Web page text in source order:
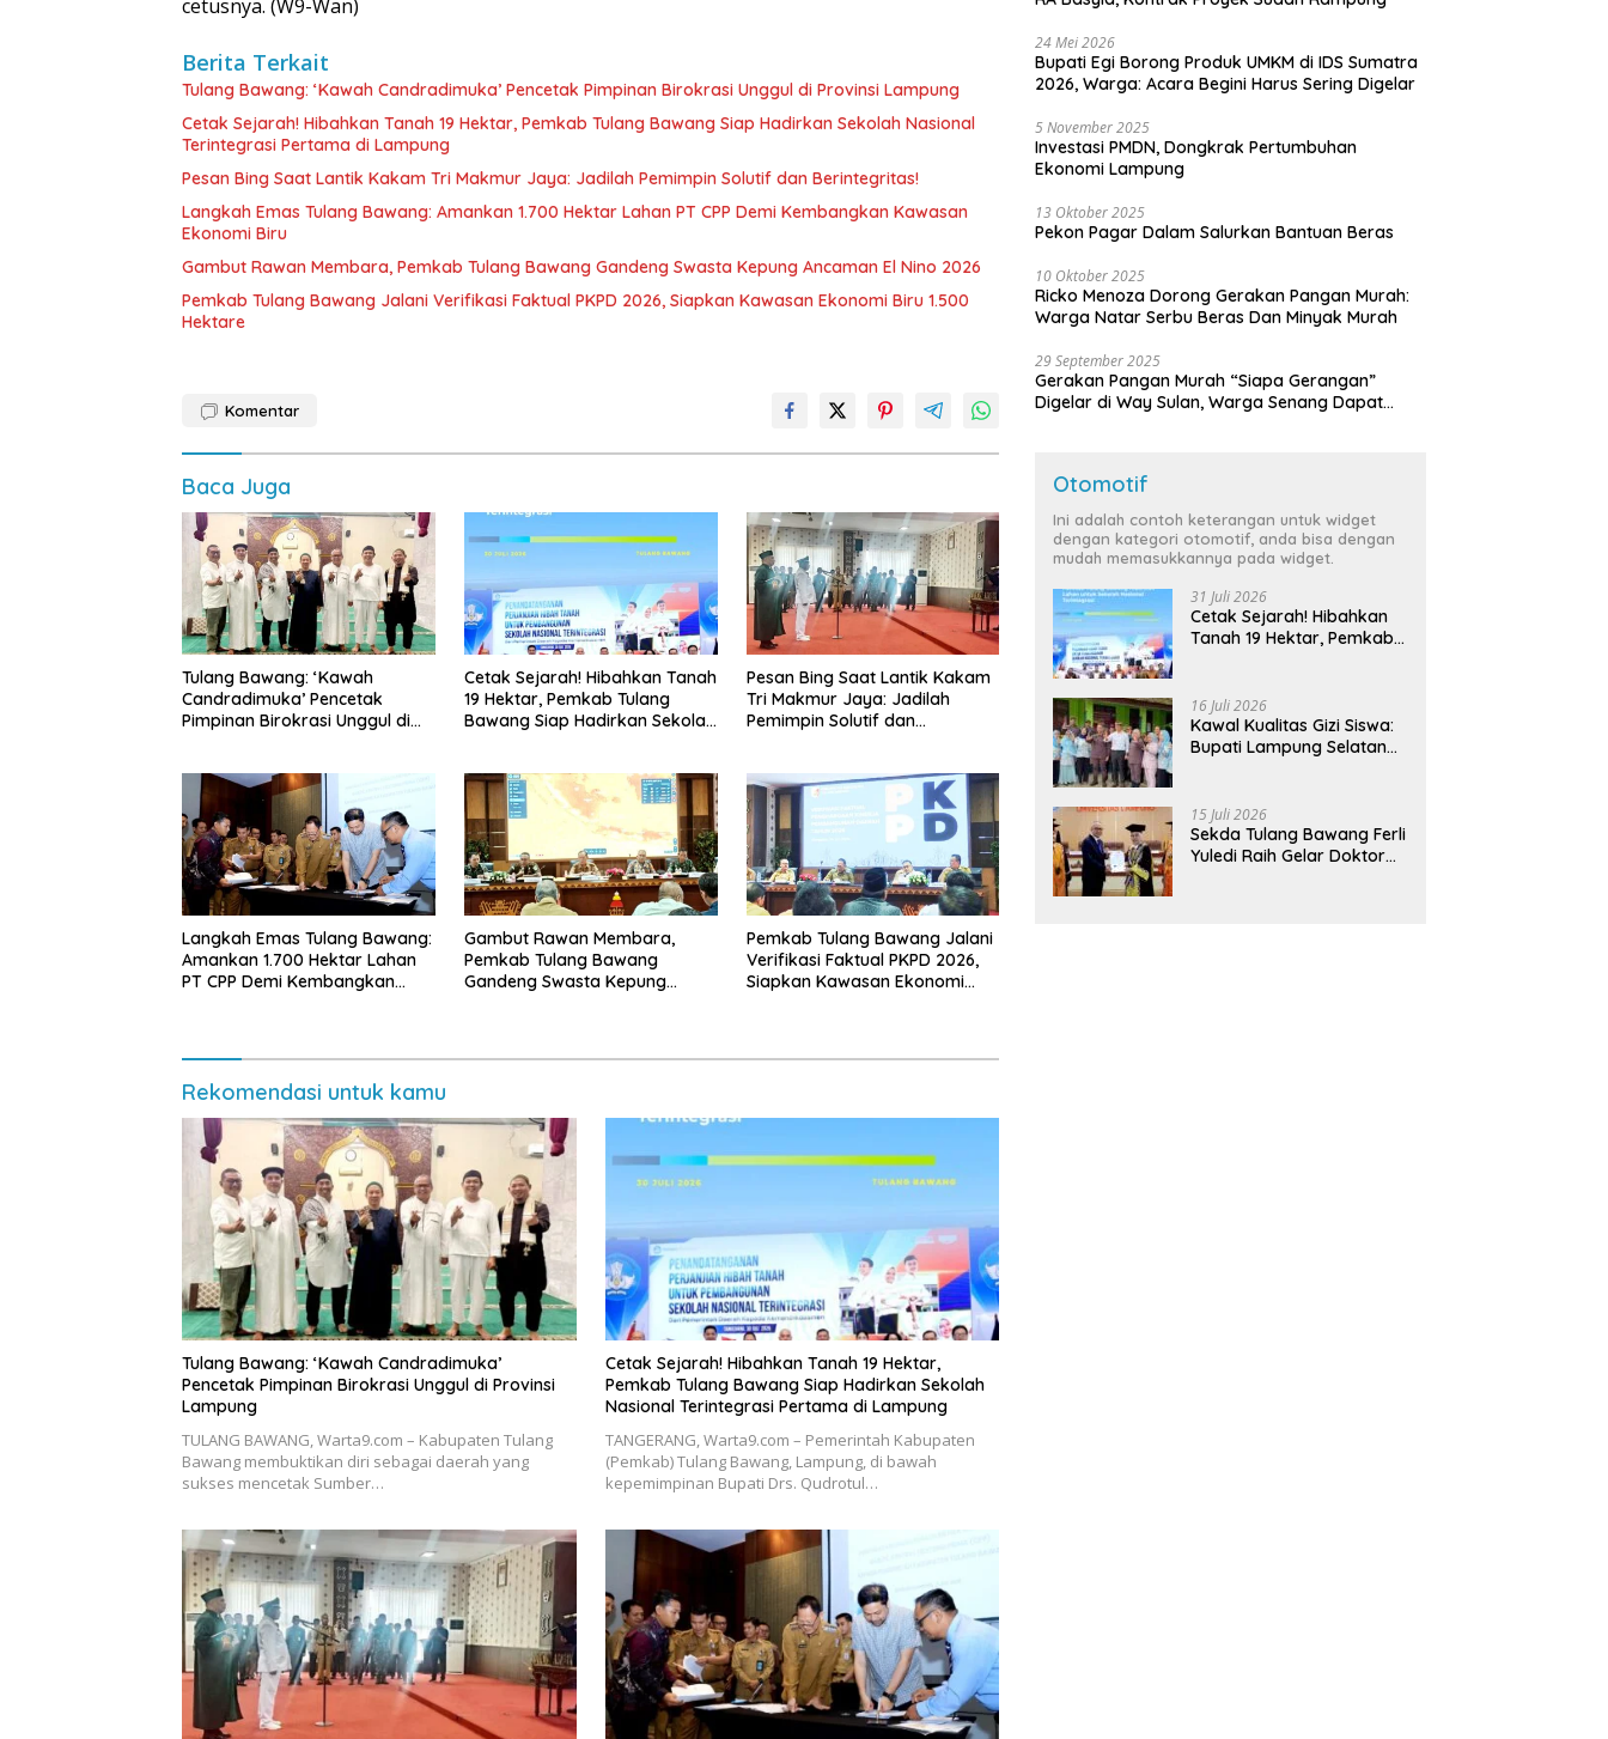
cetusnya. (W9-Wan)
Berita Terkait
Tulang Bawang: ‘Kawah Candradimuka’ Pencetak Pimpinan Birokrasi Unggul di Provinsi Lampung
Cetak Sejarah! Hibahkan Tanah 19 Hektar, Pemkab Tulang Bawang Siap Hadirkan Sekolah Nasional
Terintegrasi Pertama di Lampung
Pesan Bing Saat Lantik Kakam Tri Makmur Jaya: Jadilah Pemimpin Solutif dan Berintegritas!
Langkah Emas Tulang Bawang: Amankan 1.700 Hektar Lahan PT CPP Demi Kembangkan Kawasan
Ekonomi Biru
Gambut Rawan Membara, Pemkab Tulang Bawang Gandeng Swasta Kepung Ancaman El Nino 2026
Pemkab Tulang Bawang Jalani Verifikasi Faktual PKPD 2026, Siapkan Kawasan Ekonomi Biru 1.500
Hektare
Komentar
Baca Juga
Tulang Bawang: ‘Kawah
Candradimuka’ Pencetak
Pimpinan Birokrasi Unggul di
Cetak Sejarah! Hibahkan Tanah
19 Hektar, Pemkab Tulang
Bawang Siap Hadirkan Sekolah
Pesan Bing Saat Lantik Kakam
Tri Makmur Jaya: Jadilah
Pemimpin Solutif dan
Langkah Emas Tulang Bawang:
Amankan 1.700 Hektar Lahan
PT CPP Demi Kembangkan
Gambut Rawan Membara,
Pemkab Tulang Bawang
Gandeng Swasta Kepung
Pemkab Tulang Bawang Jalani
Verifikasi Faktual PKPD 2026,
Siapkan Kawasan Ekonomi
Rekomendasi untuk kamu
Tulang Bawang: ‘Kawah Candradimuka’
Pencetak Pimpinan Birokrasi Unggul di Provinsi
Lampung
TULANG BAWANG, Warta9.com – Kabupaten Tulang
Bawang membuktikan diri sebagai daerah yang
sukses mencetak Sumber…
Cetak Sejarah! Hibahkan Tanah 19 Hektar,
Pemkab Tulang Bawang Siap Hadirkan Sekolah
Nasional Terintegrasi Pertama di Lampung
​TANGERANG, Warta9.com – Pemerintah Kabupaten
(Pemkab) Tulang Bawang, Lampung, di bawah
kepemimpinan Bupati Drs. Qudrotul…
24 Mei 2026
Bupati Egi Borong Produk UMKM di IDS Sumatra
2026, Warga: Acara Begini Harus Sering Digelar
5 November 2025
Investasi PMDN, Dongkrak Pertumbuhan
Ekonomi Lampung
13 Oktober 2025
Pekon Pagar Dalam Salurkan Bantuan Beras
10 Oktober 2025
Ricko Menoza Dorong Gerakan Pangan Murah:
Warga Natar Serbu Beras Dan Minyak Murah
29 September 2025
Gerakan Pangan Murah “Siapa Gerangan”
Digelar di Way Sulan, Warga Senang Dapat
Otomotif
Ini adalah contoh keterangan untuk widget
dengan kategori otomotif, anda bisa dengan
mudah memasukkannya pada widget.
31 Juli 2026
Cetak Sejarah! Hibahkan
Tanah 19 Hektar, Pemkab
Terintegrasi Pertama di
Lampung
16 Juli 2026
Kawal Kualitas Gizi Siswa:
Bupati Lampung Selatan
Bergizi Gratis di Natar
15 Juli 2026
Sekda Tulang Bawang Ferli
Yuledi Raih Gelar Doktor